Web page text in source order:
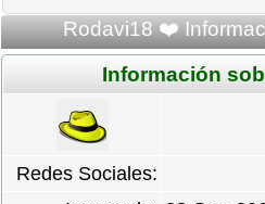
Rodavi18 ❤️
Información
Redes Sociales: